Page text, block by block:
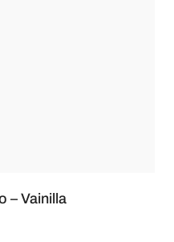
– Vainilla